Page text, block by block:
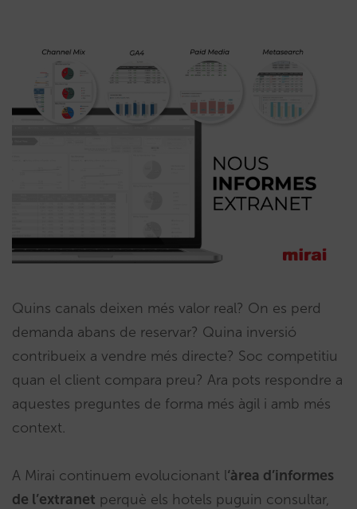
Quins canals deixen més valor real? On es perd
demanda abans de reservar? Quina inversió
contribueix a vendre més directe? Soc competitiu
quan el client compara preu? Ara pots respondre a
aquestes preguntes de forma més àgil i amb més
context.
A Mirai continuem evolucionant l‘àrea d’informes
de l’extranet perquè els hotels puguin consultar,